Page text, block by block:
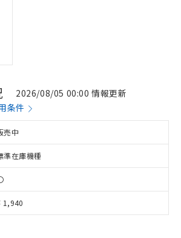
2026/08/05 00:00 情報更新
条件
売中
準在庫機種
1,940